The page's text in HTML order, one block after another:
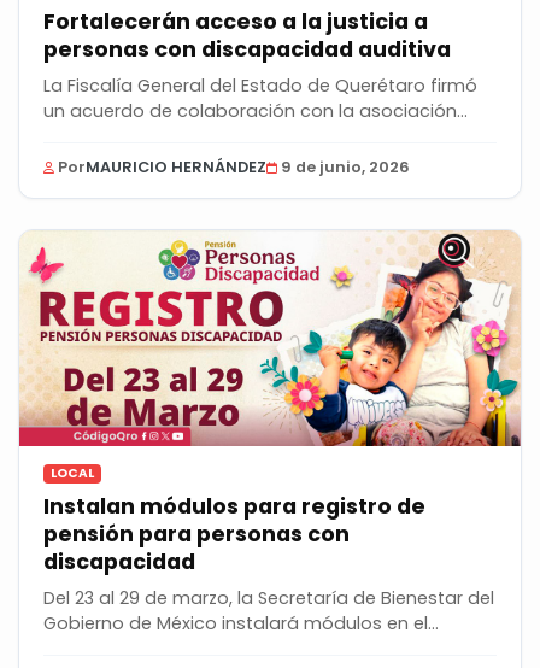
Fortalecerán acceso a la justicia a
personas con discapacidad auditiva
La Fiscalía General del Estado de Querétaro firmó
un acuerdo de colaboración con la asociación...
PorMAURICIO HERNÁNDEZ 9 de junio, 2026
LOCAL
Instalan módulos para registro de
pensión para personas con
discapacidad
Del 23 al 29 de marzo, la Secretaría de Bienestar del
Gobierno de México instalará módulos en el...